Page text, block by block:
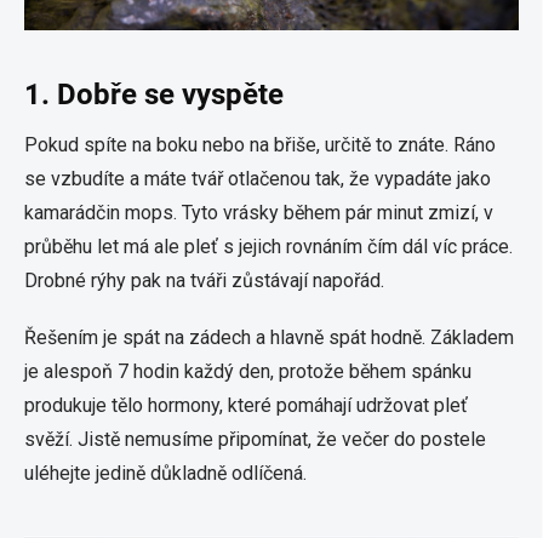
1. Dobře se vyspěte
Pokud spíte na boku nebo na břiše, určitě to znáte. Ráno
se vzbudíte a máte tvář otlačenou tak, že vypadáte jako
kamarádčin mops. Tyto vrásky během pár minut zmizí, v
průběhu let má ale pleť s jejich rovnáním čím dál víc práce.
Drobné rýhy pak na tváři zůstávají napořád.
Řešením je spát na zádech a hlavně spát hodně. Základem
je alespoň 7 hodin každý den, protože během spánku
produkuje tělo hormony, které pomáhají udržovat pleť
svěží. Jistě nemusíme připomínat, že večer do postele
uléhejte jedině důkladně odlíčená.